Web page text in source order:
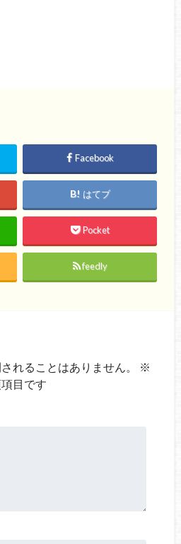
Facebook
はてブ
Pocket
feedly
れることはありません。
※
目です